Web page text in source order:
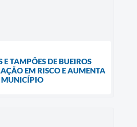
E TAMPÕES DE BUEIROS
EM RISCO E AUMENTA
MUNICÍPIO